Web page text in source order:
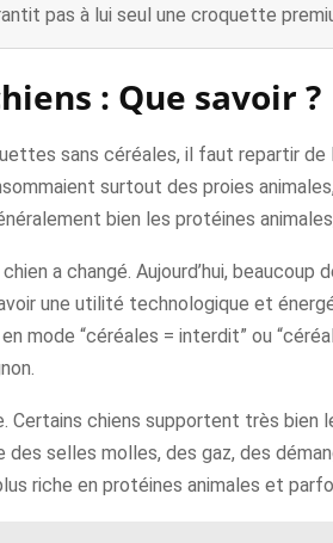
pas à lui seul une croquette
: Que savoir ?
sans céréales, il faut repartir
surtout des proies
bien les protéines
a changé. Aujourd’hui,
une utilité technologique et
mode “céréales = interdit” ou
Certains chiens supportent très
selles molles, des gaz, des
riche en protéines animales et